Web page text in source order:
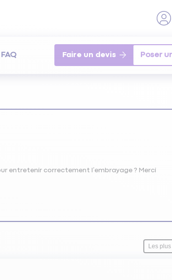
FAQ Faire un devis
entretenir correctement l’embrayage ? Merci